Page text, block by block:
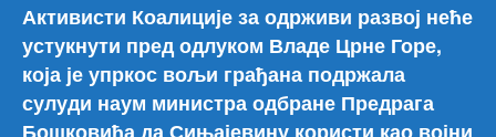
Активисти Коалиције за одрживи развој неће
устукнути пред одлуком Владе Црне Горе,
која је упркос вољи грађана подржала
сулуди наум министра одбране Предрага